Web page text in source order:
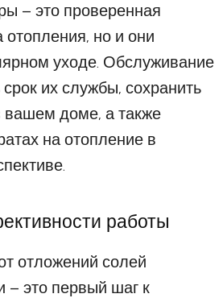
– это проверенная
но и они
уходе. Обслуживание
их службы, сохранить
вашем доме, а также
на отопление в
работы
отложений солей
– это первый шаг к